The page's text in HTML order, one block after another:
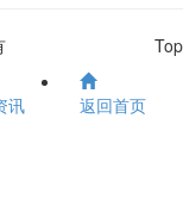
Top
讯 返回首页